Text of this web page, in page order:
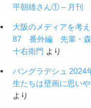
平朝雄さん① – 月刊
大阪のメディアを考
87 番外編 先輩・
十右衛門 より
バングラデシュ
生たちは壁画に思いや
より